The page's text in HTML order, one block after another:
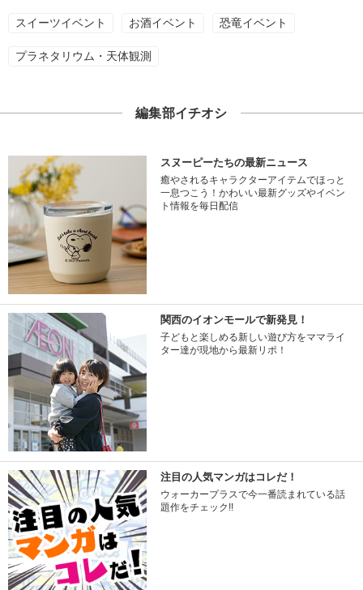
スイーツイベント お酒イベント 恐竜イベント
プラネタリウム・天体観測
編集部イチオシ
スヌーピーたちの最新ニュース
癒やされるキャラクターアイテムでほっと
一息つこう！かわいい最新グッズやイベン
ト情報を毎日配信
関西のイオンモールで新発見！
子どもと楽しめる新しい遊び方をママライ
ター達が現地から最新リポ！
注目の人気マンガはコレだ！
ウォーカープラスで今一番読まれている話
題作をチェック!!